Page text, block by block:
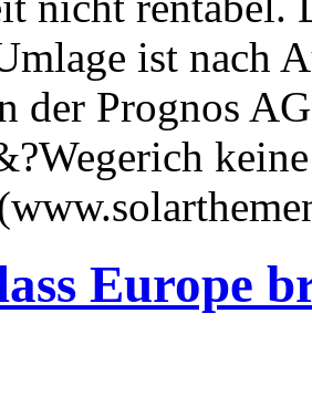
ist nach
der Prognos
Europe